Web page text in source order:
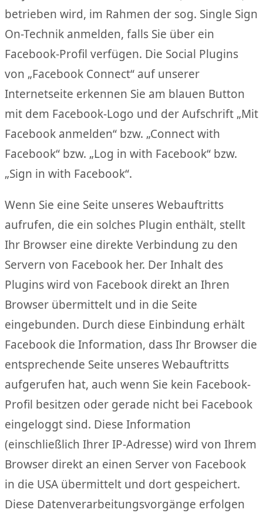
betrieben wird, im Rahmen der sog. Single Sign
On-Technik anmelden, falls Sie über ein
Facebook-Profil verfügen. Die Social Plugins
von „Facebook Connect“ auf unserer
Internetseite erkennen Sie am blauen Button
mit dem Facebook-Logo und der Aufschrift „Mit
Facebook anmelden“ bzw. „Connect with
Facebook“ bzw. „Log in with Facebook“ bzw.
„Sign in with Facebook“.
Wenn Sie eine Seite unseres Webauftritts
aufrufen, die ein solches Plugin enthält, stellt
Ihr Browser eine direkte Verbindung zu den
Servern von Facebook her. Der Inhalt des
Plugins wird von Facebook direkt an Ihren
Browser übermittelt und in die Seite
eingebunden. Durch diese Einbindung erhält
Facebook die Information, dass Ihr Browser die
entsprechende Seite unseres Webauftritts
aufgerufen hat, auch wenn Sie kein Facebook-
Profil besitzen oder gerade nicht bei Facebook
eingeloggt sind. Diese Information
(einschließlich Ihrer IP-Adresse) wird von Ihrem
Browser direkt an einen Server von Facebook
in die USA übermittelt und dort gespeichert.
Diese Datenverarbeitungsvorgänge erfolgen